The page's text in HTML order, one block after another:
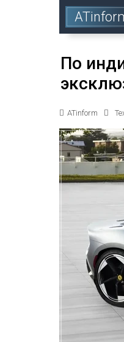
По
ATinform